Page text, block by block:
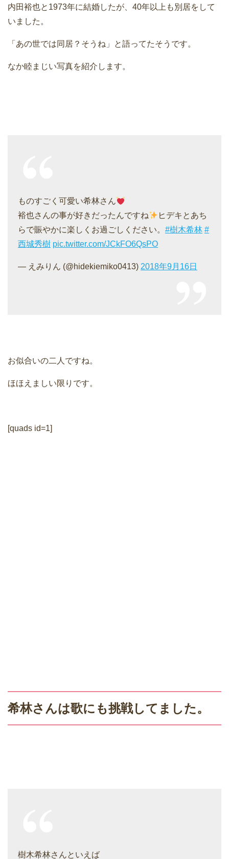
内田裕也と1973年に結婚したが、40年以上も別居をして
いました。
「あの世では同居？そうね」と語ってたそうです。
なか睦まじい写真を紹介します。
ものすごく可愛い希林さん
裕也さんの事が好きだったんですね
ヒデキとあち
らで賑やかに楽しくお過ごしください。 #樹木希林 #
西城秀樹 pic.twitter.com/JCkFO6QsPO
— えみりん (@hidekiemiko0413) 2018年9月16日
お似合いの二人ですね。
ほほえましい限りです。
[quads id=1]
希林さんは歌にも挑戦してました。
樹木希林さんといえば